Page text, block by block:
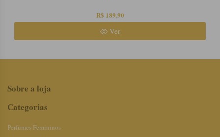
R$ 189,90
Ver
Sobre a loja
Categorias
Perfumes Femininos